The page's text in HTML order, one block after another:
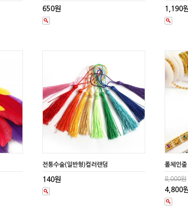
650원 1,190
전통수술(일반형)컬러랜덤
140원
롤체인
8,000원
4,800